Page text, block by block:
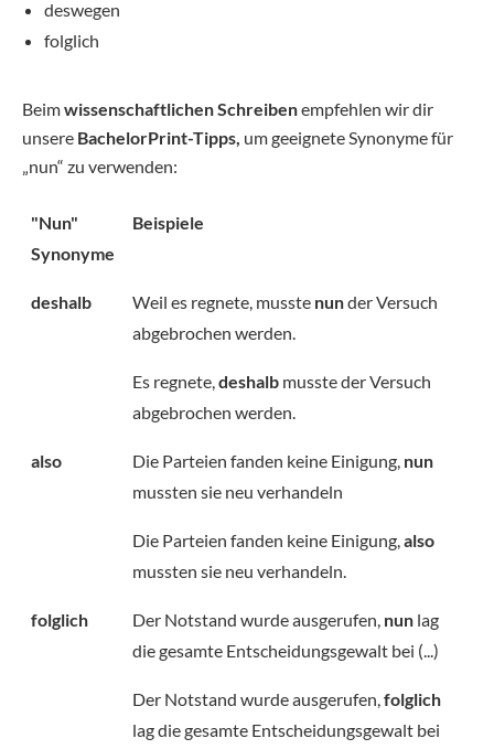
deswegen
folglich
Beimwissenschaftlichen Schreibenempfehlen wir dir
unsere BachelorPrint-Tipps, um geeignete Synonyme für
„nun“ zu verwenden:
"Nun"
Synonyme
Beispiele
deshalb Weil es regnete, musste nunder Versuch
abgebrochen werden.
Es regnete,deshalb musste der Versuch
abgebrochen werden.
also Die Parteien fanden keine Einigung, nun
mussten sie neu verhandeln
Die Parteien fanden keine Einigung,also
mussten sie neu verhandeln.
folglich Der Notstand wurde ausgerufen, nun lag
die gesamte Entscheidungsgewalt bei (...)
Der Notstand wurde ausgerufen,folglich
lag die gesamte Entscheidungsgewalt bei